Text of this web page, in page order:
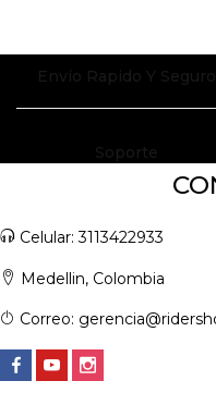
Envío Rapido Y Seguro
Soporte
Celular: 3113422933
Medellin, Colombia
Correo:
Enter your username